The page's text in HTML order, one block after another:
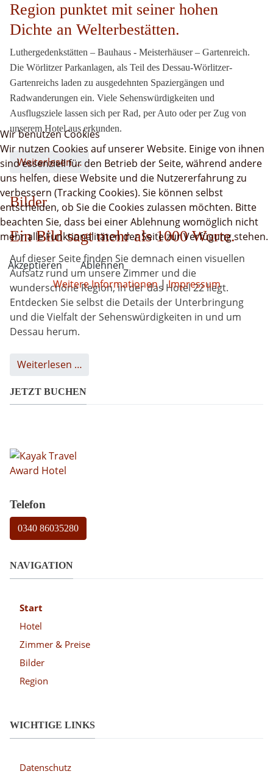
Region punktet mit seiner hohen
Dichte an Welterbestätten.
Luthergedenkstätten – Bauhaus - Meisterhäuser – Gartenreich.
Die Wörlitzer Parkanlagen, als Teil des Dessau-Wörlitzer-
Gartenreichs laden zu ausgedehnten Spaziergängen und
Radwanderungen ein. Viele Sehenswürdigkeiten und
Ausflugsziele lassen sich per Rad, per Auto oder per Zug von
unserem Hotel aus erkunden.
Weiterlesen …
Bilder
Ein Bild sagt mehr als 1000 Worte.
Auf dieser Seite finden Sie demnach einen visuellen
Aufsatz rund um unsere Zimmer und die
wunderschöne Region, in der das Hotel 22 liegt.
Entdecken Sie selbst die Details der Unterbringung
und die Vielfalt der Sehenswürdigkeiten in und um
Dessau herum.
Weiterlesen …
JETZT BUCHEN
Telefon
0340 86035280
NAVIGATION
Start
Hotel
Zimmer & Preise
Bilder
Region
WICHTIGE LINKS
Datenschutz
Wir benutzen Cookies
Wir nutzen Cookies auf unserer Website. Einige von ihnen
sind essenziell für den Betrieb der Seite, während andere
uns helfen, diese Website und die Nutzererfahrung zu
verbessern (Tracking Cookies). Sie können selbst
entscheiden, ob Sie die Cookies zulassen möchten. Bitte
beachten Sie, dass bei einer Ablehnung womöglich nicht
mehr alle Funktionalitäten der Seite zur Verfügung stehen.
Akzeptieren
Ablehnen
Weitere Informationen|Impressum